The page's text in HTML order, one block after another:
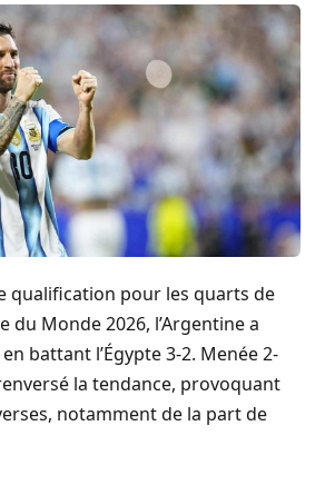
qualification pour les quarts de
du Monde 2026, l’Argentine a
battant l’Égypte 3-2. Menée 2-
la tendance, provoquant
notamment de la part de